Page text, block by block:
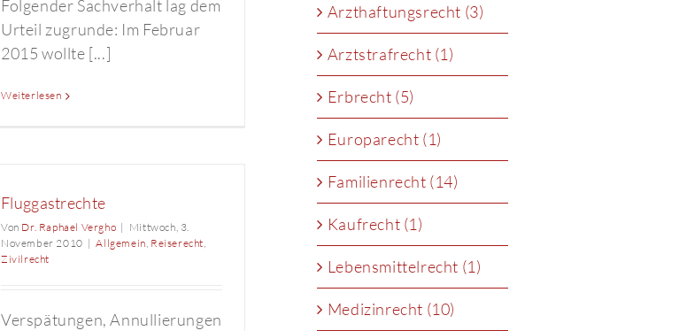
Folgender Sachverhalt lag dem
Urteil zugrunde: Im Februar
2015 wollte [...]
Weiterlesen
Fluggastrechte
Von Dr. Raphael Vergho | Mittwoch, 3.
November 2010 | Allgemein, Reiserecht,
Zivilrecht
Verspätungen, Annullierungen
Arzthaftungsrecht (3)
Arztstrafrecht (1)
Erbrecht (5)
Europarecht (1)
Familienrecht (14)
Kaufrecht (1)
Lebensmittelrecht (1)
Medizinrecht (10)